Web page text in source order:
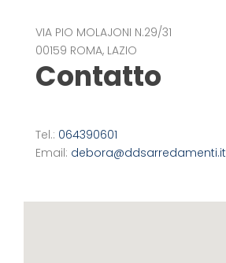
VIA PIO MOLAJONI N.29/31
00159 ROMA, LAZIO
Contatto
Tel.: 064390601
Email: debora@ddsarredamenti.it